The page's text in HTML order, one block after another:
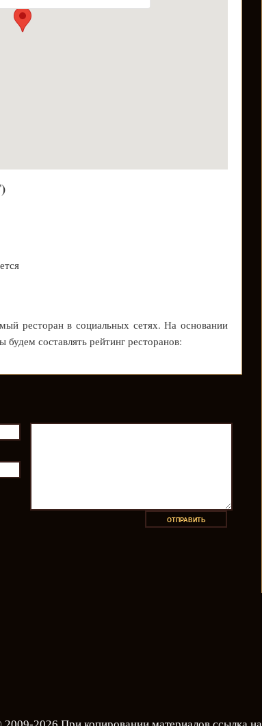
ресторан в социальных сетях. На основании
будем составлять рейтинг ресторанов: